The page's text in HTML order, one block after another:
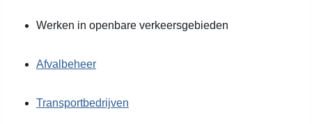
Werken in openbare verkeersgebieden
Afvalbeheer
Transportbedrijven